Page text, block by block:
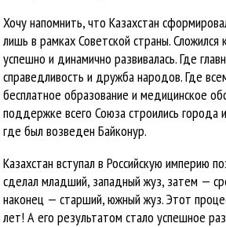
Хочу напомнить, что Казахстан
лишь в рамках Советской страны. Сложился
успешно и динамично развивалась. Где
справедливость и дружба народов. Где
бесплатное образование и медицинское
поддержке всего Союза строились города
где был возведен Байконур.
Казахстан вступал в Российскую империю
сделал младший, западный жуз, затем —
наконец — старший, южный жуз. Этот
лет! А его результатом стало успешное